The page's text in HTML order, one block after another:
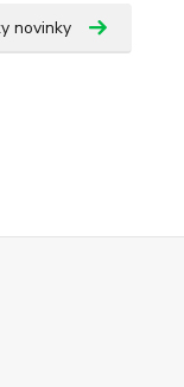
novinky